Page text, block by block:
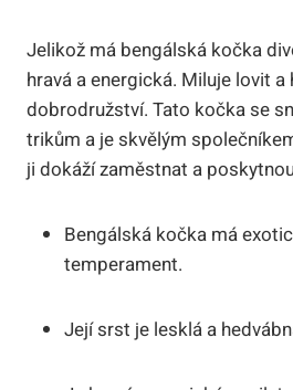
Jelikož má bengálská kočka
hravá a energická. Miluje lovit a
dobrodružství. Tato kočka se
trikům a je skvělým
ji dokáží zaměstnat a
Bengálská kočka má
temperament.
Její srst je lesklá a